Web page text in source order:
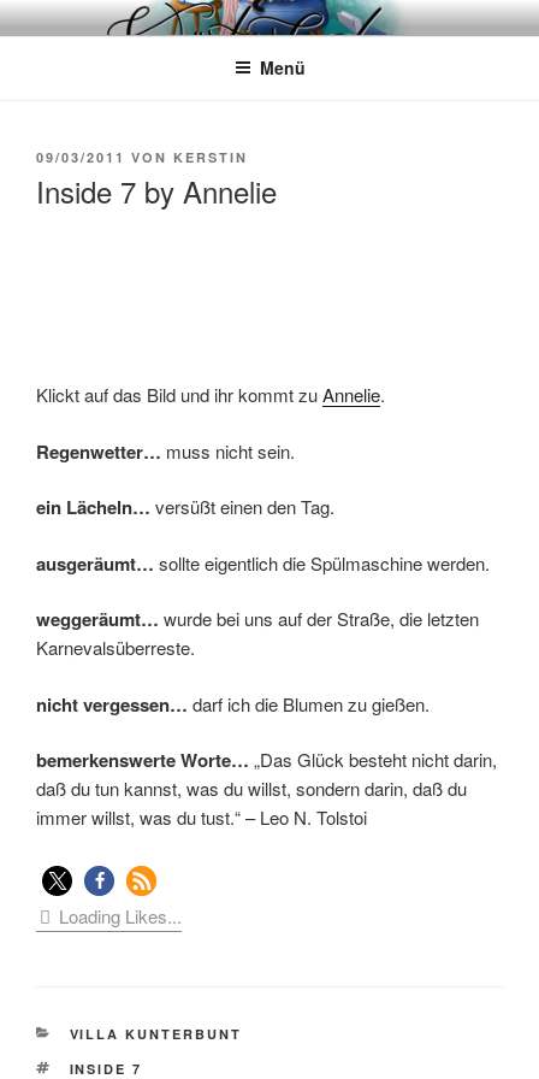
Zum
InhaltWÖRTERKATZE
Von Büchern erzählen
Menü
VERÖFFENTLICHT
09/03/2011 VON KERSTIN
Inside 7 by Annelie
Klickt auf das Bild und ihr kommt zuAnnelie.
Regenwetter… muss nicht sein.
ein Lächeln… versüßt einen den Tag.
ausgeräumt… sollte eigentlich die Spülmaschine werden.
weggeräumt… wurde bei uns auf der Straße, die letzten
Karnevalsüberreste.
nicht vergessen… darf ich die Blumen zu gießen.
bemerkenswerte Worte… „Das Glück besteht nicht darin,
daß du tun kannst, was du willst, sondern darin, daß du
immer willst, was du tust.“ – Leo N. Tolstoi
Loading Likes...
KATEGORIEN
VILLA KUNTERBUNT
SCHLAGWÖRTER
INSIDE 7